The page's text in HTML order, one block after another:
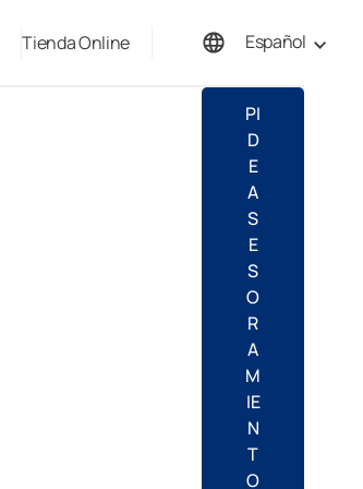
Tienda Online
Español
PI
D
E
A
S
E
S
O
R
A
M
IE
N
T
O